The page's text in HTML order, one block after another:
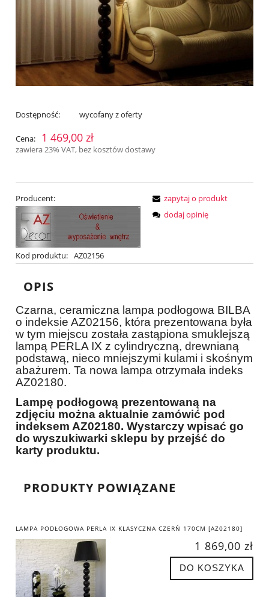
Dostępność: wycofany z oferty
Cena: 1 469,00 zł
zawiera 23% VAT, bez kosztów dostawy
Producent:
Kod produktu: AZ02156
zapytaj o produkt
dodaj opinię
OPIS
Czarna, ceramiczna lampa podłogowa BILBA
o indeksie AZ02156, która prezentowana była
w tym miejscu została zastąpiona smuklejszą
lampą PERLA IX z cylindryczną, drewnianą
podstawą, nieco mniejszymi kulami i skośnym
abażurem. Ta nowa lampa otrzymała indeks
AZ02180.
Lampę podłogową prezentowaną na
zdjęciu można aktualnie zamówić pod
indeksem AZ02180. Wystarczy wpisać go
do wyszukiwarki sklepu by przejść do
karty produktu.
PRODUKTY POWIĄZANE
LAMPA PODŁOGOWA PERLA IX KLASYCZNA CZERŃ 170CM [AZ02180]
1 869,00 zł
DO KOSZYKA